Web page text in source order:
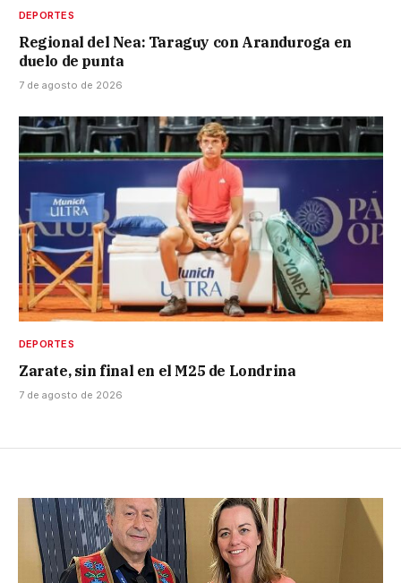
DEPORTES
Regional del Nea: Taraguy con Aranduroga en
duelo de punta
7 de agosto de 2026
DEPORTES
Zarate, sin final en el M25 de Londrina
7 de agosto de 2026